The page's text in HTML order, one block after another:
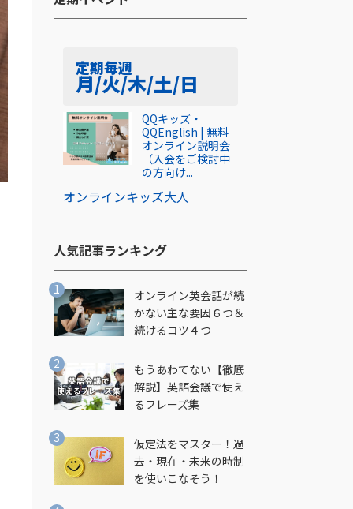
定期毎週
月/火/木/土/日
オンラインキッズ大人
QQキッズ・
QQEnglish | 無料
オンライン説明会
（入会をご検討中
の方向け...
人気記事ランキング​
オンライン英会話が続
かない主な要因６つ＆
続けるコツ４つ
もうあわてない【徹底
解説】英語会議で使え
るフレーズ集
仮定法をマスター！過
去・現在・未来の時制
を使いこなそう！